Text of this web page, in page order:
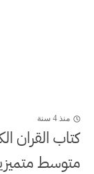
منذ 4 سنة
كتاب القران